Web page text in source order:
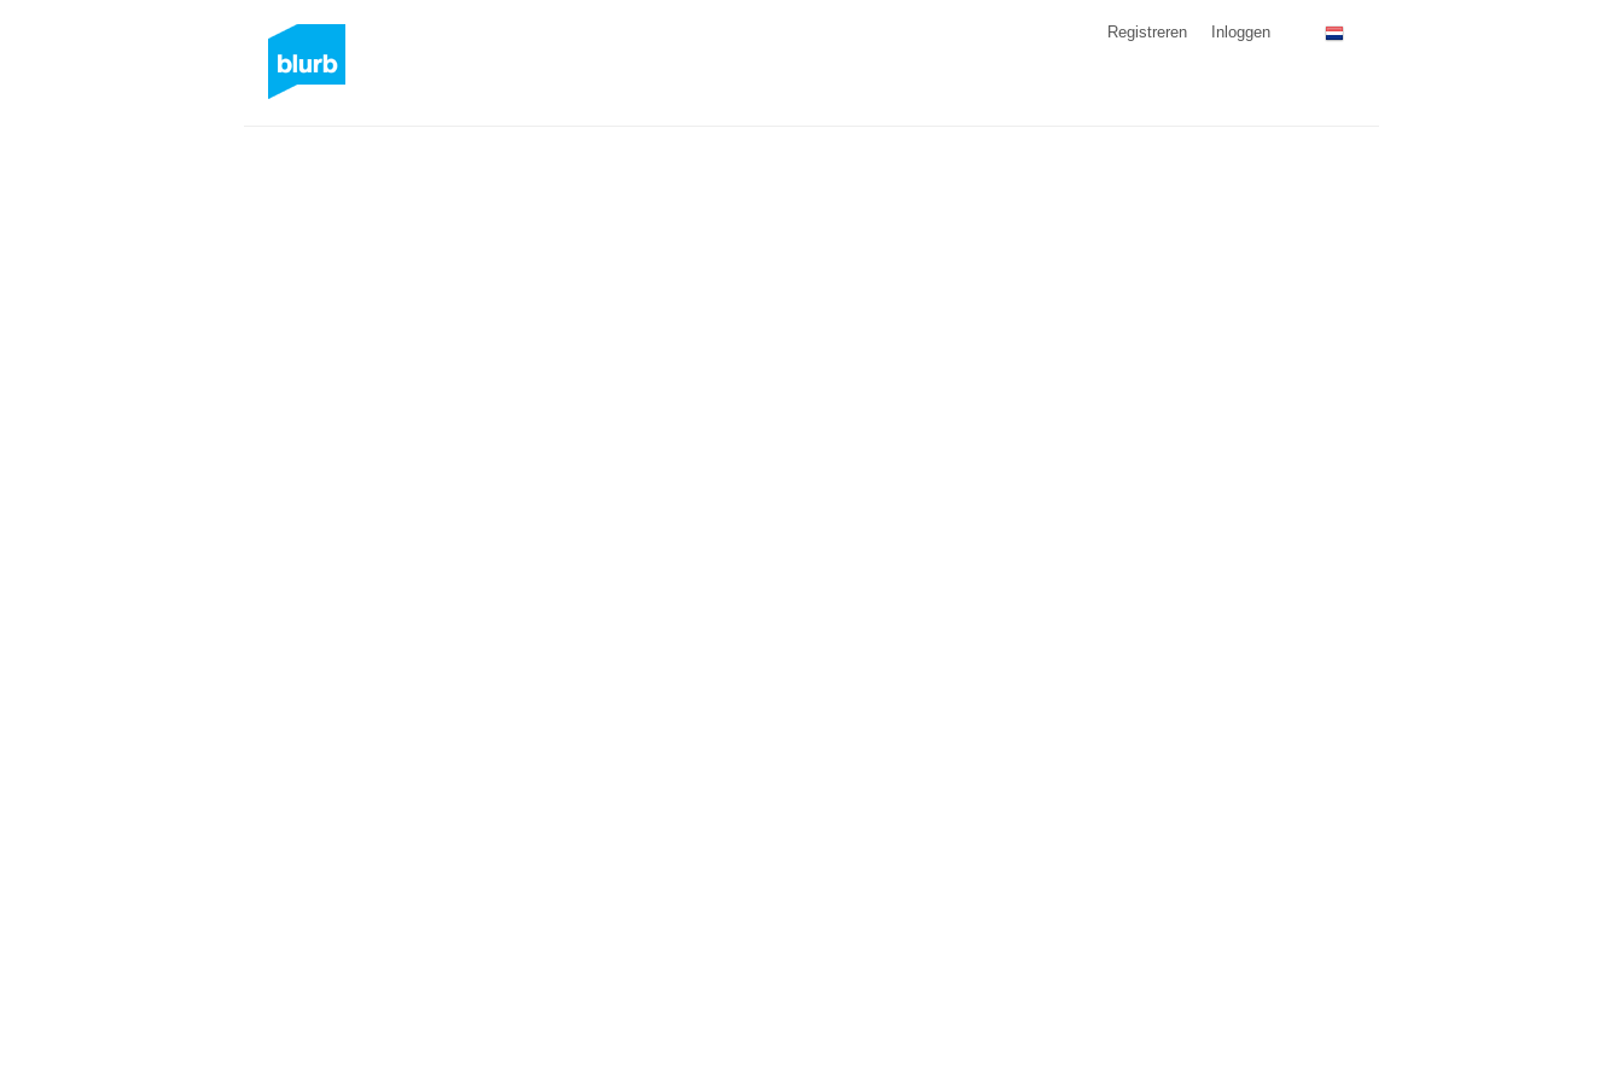
Registreren Inloggen